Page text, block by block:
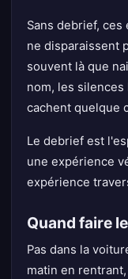
Sans debrief,
ne disparaissent
souvent là que
nom, les
cachent quelque
Le debrief est
une expérience
expérience
Quand faire
Pas dans la
matin en rentrant,